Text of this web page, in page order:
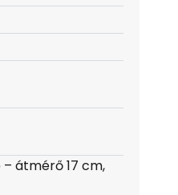
átmérő 17 cm,